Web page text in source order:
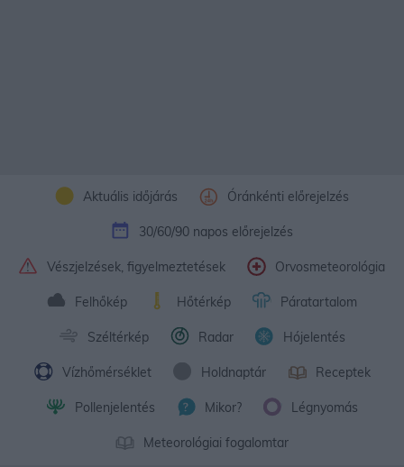
Aktuális időjárás Óránkénti előrejelzés
30/60/90 napos előrejelzés
Vészjelzések, figyelmeztetések Orvosmeteorológia
Felhőkép Hőtérkép Páratartalom
Széltérkép Radar Hójelentés
Vízhőmérséklet Holdnaptár Receptek
Pollenjelentés Mikor? Légnyomás
Meteorológiai fogalomtar